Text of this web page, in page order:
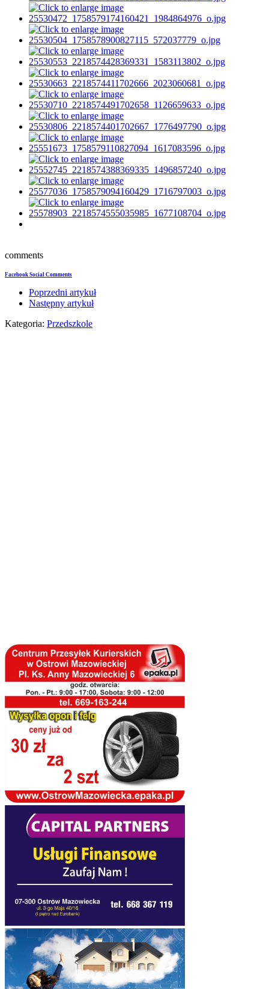
comments
Facebook Social Comments
Poprzedni artykuł
Następny artykuł
Kategoria: Przedszkole